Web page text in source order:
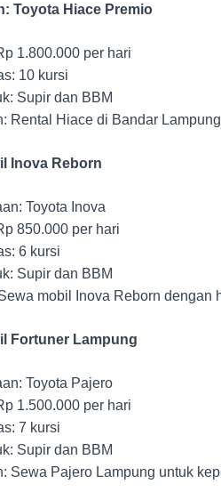
Toyota Hiace Premio
1.800.000 per hari
10 kursi
Supir dan BBM
Rental Hiace di Bandar
Inova Reborn
Toyota Inova
850.000 per hari
6 kursi
Supir dan BBM
mobil Inova Reborn dengan
Fortuner Lampung
Toyota Pajero
1.500.000 per hari
7 kursi
Supir dan BBM
Sewa Pajero Lampung untuk